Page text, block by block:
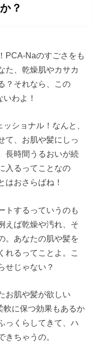
？
PCA-Naのすごさをも
た、乾燥肌やカサカ
？それなら、この
わよ！
ショナル！なんと、
て、お肌や髪にしっ
長時間うるおいが続
入るってことなの
はおさらばね！
トするっていうのも
えば乾燥や汚れ、そ
。あなたの肌や髪を
れるってことよ。こ
せじゃない？
お肌や髪が欲しい
軟に保つ効果もあるか
っくらしてきて、ハ
きちゃうの。